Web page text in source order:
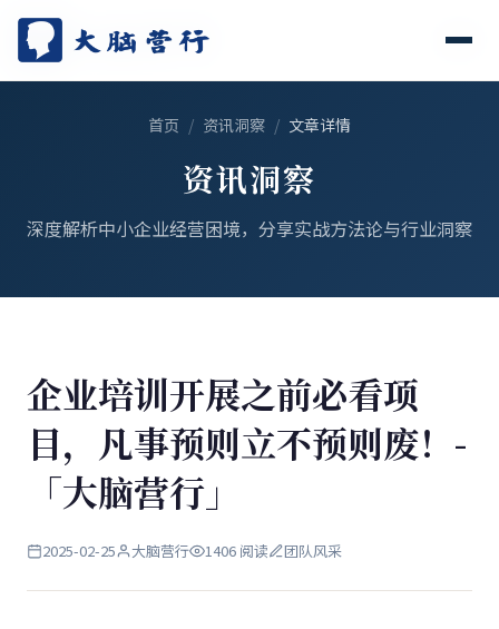
首页 / 资讯洞察 / 文章详情
资讯洞察
深度解析中小企业经营困境，分享实战方法论与行业洞察
企业培训开展之前必看项
目，凡事预则立不预则废！-
「大脑营行」
2025-02-25 大脑营行 1406 阅读 团队风采